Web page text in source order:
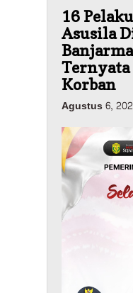
16
Asusila
Ternyata
Korban
Agustus 6,
Dinas PUPR Kalsel
Tindak